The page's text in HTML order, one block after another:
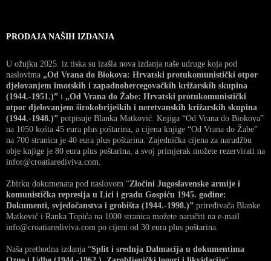
PRODAJA NAŠIH IZDANJA
U ožujku 2025. iz tiska su izašla nova izdanja naše udruge koja pod
naslovima „Od Vrana do Biokova: Hrvatski protukomunistički otpor
djelovanjem imotskih i zapadnohercegovačkih križarskih skupina
(1944.-1951.)” i „Od Vrana do Žabe: Hrvatski protukomunistički
otpor djelovanjem širokobrijeških i neretvanskih križarskih skupina
(1944.-1948.)” potpisuje Blanka Matković. Knjiga “Od Vrana do Biokova”
na 1050 košta 45 eura plus poštarina, a cijena knjige “Od Vrana do Žabe”
na 700 stranica je 40 eura plus poštarina. Zajednička cijena za narudžbu
obje knjige je 80 eura plus poštarina, a svoj primjerak možete rezervirati na
infor@croatiarediviva.com.
Zbirku dokumenata pod naslovom “Zločini Jugoslavenske armije i
komunistička represija u Lici i gradu Gospiću 1945. godine:
Dokumenti, svjedočanstva i grobišta (1944.-1998.)” priređivača Blanke
Matković i Ranka Topića na 1000 stranica možete naručiti na e-mail
info@croatiarediviva.com po cijeni od 30 eura plus poštarina.
Naša prethodna izdanja “Split i srednja Dalmacija u dokumentima